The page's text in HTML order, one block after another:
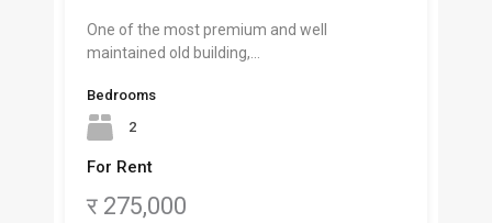
One of the most premium and well
maintained old building,…
Bedrooms
2
For Rent
र 275,000